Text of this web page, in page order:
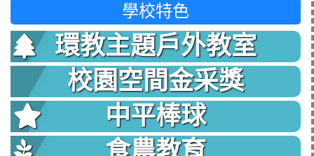
學校特色
環教主題戶外教室
校園空間金采獎
中平棒球